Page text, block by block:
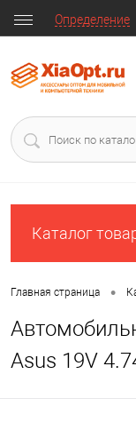
Определение
Каталог
Главная страница •
Asus 19V